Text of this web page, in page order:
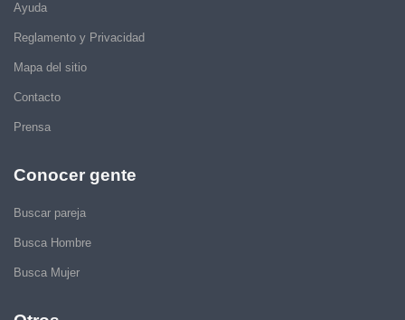
Ayuda
Reglamento y Privacidad
Mapa del sitio
Contacto
Prensa
Conocer gente
Buscar pareja
Busca Hombre
Busca Mujer